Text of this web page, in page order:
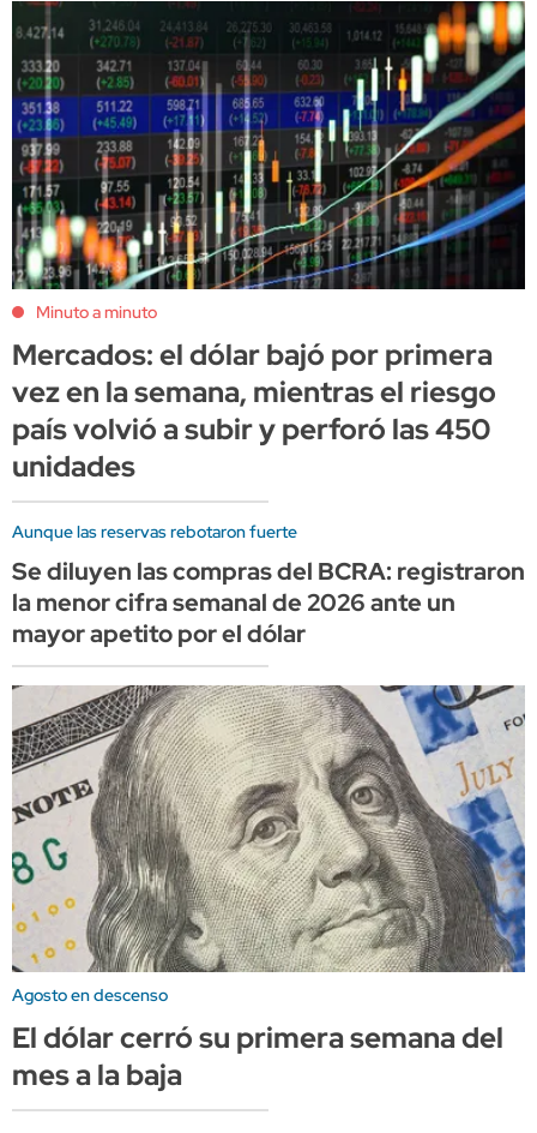
Minuto a minuto
Mercados: el dólar bajó por primera
vez en la semana, mientras el riesgo
país volvió a subir y perforó las 450
unidades
Aunque las reservas rebotaron fuerte
Se diluyen las compras del BCRA: registraron
la menor cifra semanal de 2026 ante un
mayor apetito por el dólar
Agosto en descenso
El dólar cerró su primera semana del
mes a la baja